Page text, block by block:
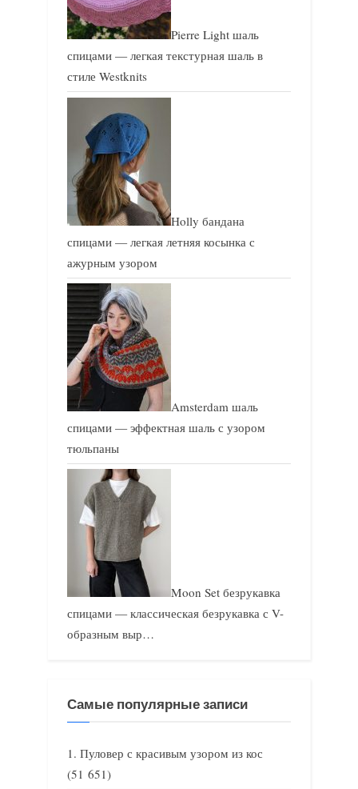
Pierre Light шаль
спицами — легкая текстурная шаль в
стиле Westknits
Holly бандана
спицами — легкая летняя косынка с
ажурным узором
Amsterdam шаль
спицами — эффектная шаль с узором
тюльпаны
Moon Set безрукавка
спицами — классическая безрукавка с V-
образным выр…
Самые популярные записи
Пуловер с красивым узором из кос
(51 651)